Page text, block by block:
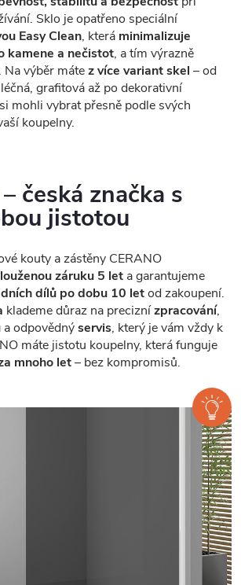
Sklo je opatřeno speciální
Easy Clean, která minimalizuje
kamene a nečistot, a tím výrazně
výběr mátez více variant skel – od
grafitová až po dekorativní
mohli vybrat přesně podle svých
koupelny.
česká značka s
jistotou
kouty a zástěny CERANO
záruku 5 let a garantujeme
dílů po dobu 10 letod zakoupení.
klademe důraz na preciznízpracování,
a odpovědnýservis, který je vám vždy k
máte jistotu koupelny, která funguje
mnoho let– bez kompromisů.